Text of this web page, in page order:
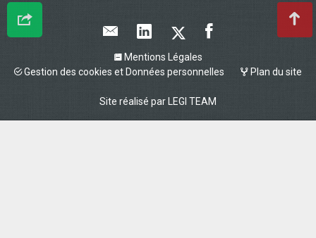
Mentions Légales
Gestion des cookies et Données personnelles
Plan du site
Site réalisé par LEGI TEAM